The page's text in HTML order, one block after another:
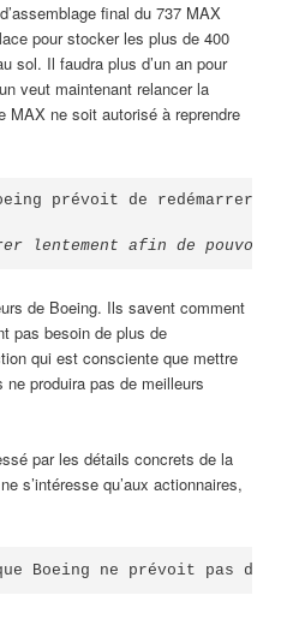
final du 737 MAX
pour stocker les plus de 400
sol. Il faudra plus d’un an pour
veut maintenant relancer la
MAX ne soit autorisé à reprendre
prévoit de redémarrer
lentement afin de
de Boeing. Ils savent comment
pas besoin de plus de
qui est consciente que mettre
produira pas de meilleurs
par les détails concrets de la
s’intéresse qu’aux actionnaires,
Boeing ne prévoit pas de